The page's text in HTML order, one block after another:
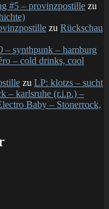
#5 – provinzpostille zu
zu Rückschau
– synthpunk – hamburg
– cold drinks, cool
zu LP: klotzs – sucht
– karlsruhe (r.i.p.) –
Baby – Stonerrock,